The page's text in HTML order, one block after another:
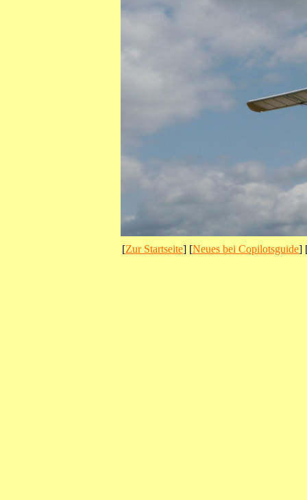
[Zur Startseite] [Neues bei Copilotsguide]